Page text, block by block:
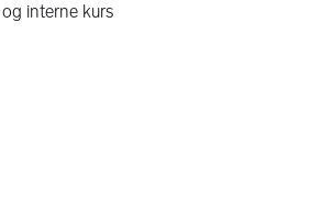
interne kurs